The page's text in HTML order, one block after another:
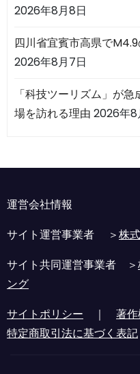
2026年8月8日
四川省宜賓市高県で
2026年8月7日
「科技ツーリズム」が
場を訪れる理由 2026年8
運営会社情報
サイト運営事業者 ＞株
サイト共同運営事業者 ＞
ング
サイトポリシー ｜ 著
特定商取引法に基づく表記